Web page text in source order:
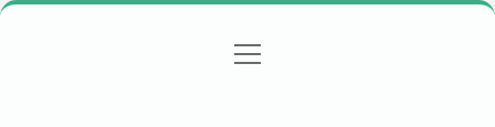
Gizlilik Politikası
menüyü